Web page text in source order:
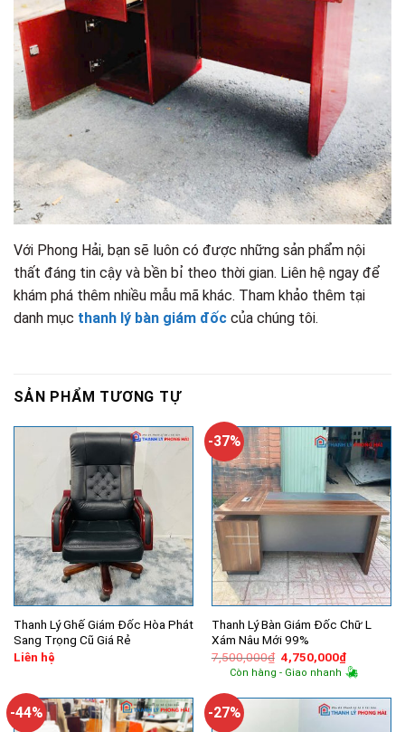
Với Phong Hải, bạn sẽ luôn có được những sản phẩm nội
thất đáng tin cậy và bền bỉ theo thời gian. Liên hệ ngay để
khám phá thêm nhiều mẫu mã khác. Tham khảo thêm tại
danh mục thanh lý bàn giám đốc của chúng tôi.
SẢN PHẨM TƯƠNG TỰ
Thanh Lý Ghế Giám Đốc Hòa Phát
Sang Trọng Cũ Giá Rẻ
Liên hệ
-37%
Thanh Lý Bàn Giám Đốc Chữ L
Xám Nâu Mới 99%
7,500,000₫ Giá
gốc
là:
4,750,000₫Giá
hiện
tại
Còn hàng - Giao nhanh
-44% -27%